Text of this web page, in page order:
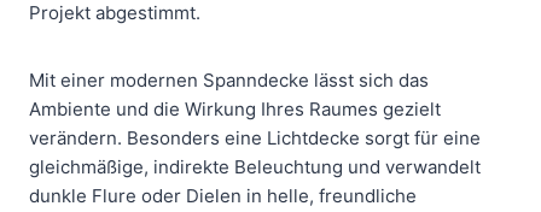
Projekt abgestimmt.
Mit einer modernen Spanndecke lässt sich das
Ambiente und die Wirkung Ihres Raumes gezielt
verändern. Besonders eine Lichtdecke sorgt für eine
gleichmäßige, indirekte Beleuchtung und verwandelt
dunkle Flure oder Dielen in helle, freundliche